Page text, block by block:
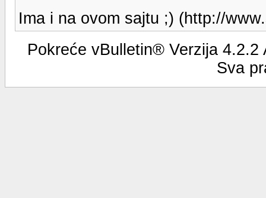
Ima i na ovom sajtu ;) (http://
Pokreće vBulletin® Verzija
Sva